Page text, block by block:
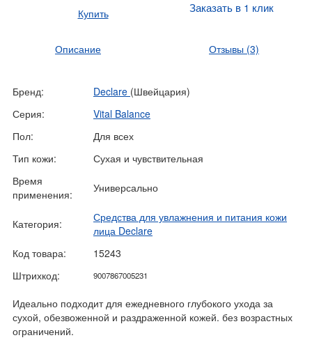
Купить Заказать в 1 клик
Описание Отзывы (3)
Бренд: Declare (Швейцария)
Серия:
Vital Balance
Пол:
Для всех
Тип кожи:
Сухая и чувствительная
Время
применения:
Универсально
Категория:
Средства для увлажнения и питания кожи
лица Declare
Код товара:
15243
Штрихкод:
9007867005231
Идеально подходит для ежедневного глубокого ухода за
сухой, обезвоженной и раздраженной кожей. без возрастных
ограничений.